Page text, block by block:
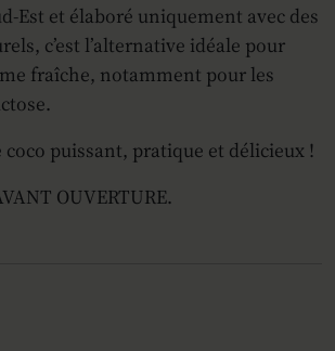
et élaboré uniquement avec des
c’est l’alternative idéale pour
fraîche, notamment pour les
puissant, pratique et délicieux !
OUVERTURE.